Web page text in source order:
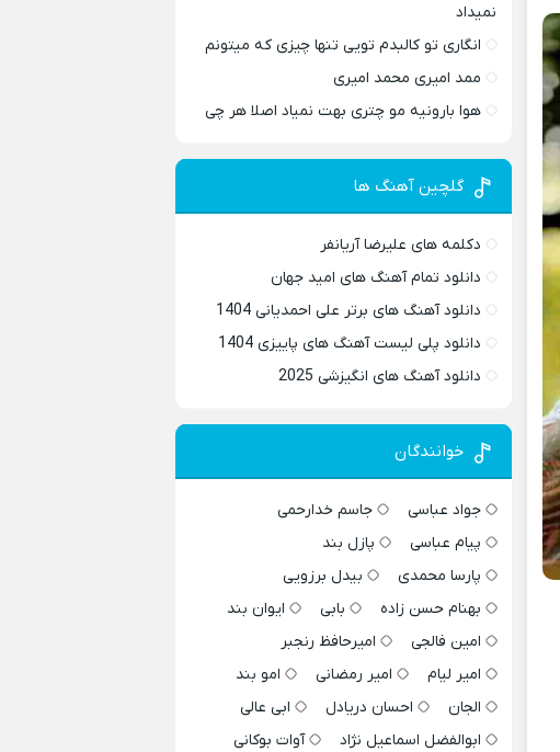
نمیداد
انگاری تو کالبدم تویی تنها چیزی که میتونم
ممد امیری محمد امیری
هوا بارونیه مو چتری بهت نمیاد اصلا هر چی
گلچین آهنگ ها
دکلمه های علیرضا آریانفر
دانلود تمام آهنگ های امید جهان
دانلود آهنگ های برتر علی احمدیانی 1404
دانلود پلی لیست آهنگ های پاییزی 1404
دانلود آهنگ های انگیزشی 2025
خوانندگان
جواد عباسی
جاسم خدارحمی
پیام عباسی
پازل بند
پارسا محمدی
بیدل برزویی
بهنام حسن زاده
بابی
ایوان بند
امین فالجی
امیرحافظ رنجبر
امیر لیام
امیر رمضانی
امو بند
الجان
احسان دریادل
ابی عالی
ابوالفضل اسماعیل نژاد
آوات بوکانی